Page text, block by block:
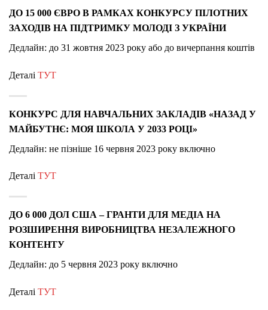
ДО 15 000 ЄВРО В РАМКАХ КОНКУРСУ ПІЛОТНИХ
ЗАХОДІВ НА ПІДТРИМКУ МОЛОДІ З УКРАЇНИ
Дедлайн: до 31 жовтня 2023 року або до вичерпання коштів
Деталі ТУТ
КОНКУРС ДЛЯ НАВЧАЛЬНИХ ЗАКЛАДІВ «НАЗАД У
МАЙБУТНЄ: МОЯ ШКОЛА У 2033 РОЦІ»
Дедлайн: не пізніше 16 червня 2023 року включно
Деталі ТУТ
ДО 6 000 ДОЛ США – ГРАНТИ ДЛЯ МЕДІА НА
РОЗШИРЕННЯ ВИРОБНИЦТВА НЕЗАЛЕЖНОГО
КОНТЕНТУ
Дедлайн: до 5 червня 2023 року включно
Деталі ТУТ